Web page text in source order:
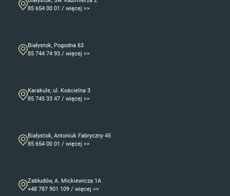
85 654 00 01 / więcej >>
Białystok, Pogodna 63
85 744 74 93 / więcej >>
Karakule, ul. Kościelna 3
85 745 33 47 / więcej >>
Białystok, Antoniuk Fabryczny 45
85 654 00 01 / więcej >>
Zabłudów, A. Mickiewicza 1A
+48 787 901 109 / więcej >>